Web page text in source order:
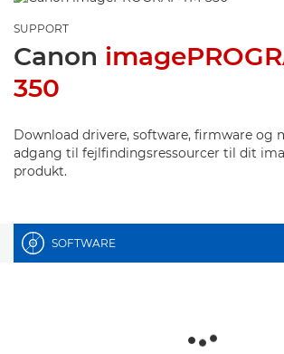
SUPPORT
Canon
350
Download drivere, software, firmware og
adgang til fejlfindingsressourcer til dit
produkt.
SOFTWARE